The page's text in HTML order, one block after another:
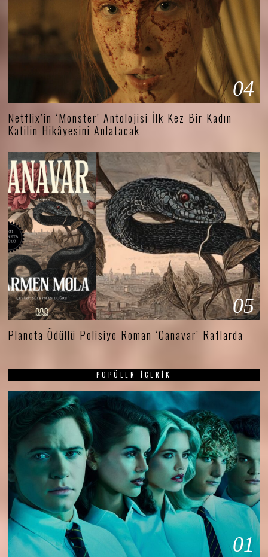
04
Netflix’in ‘Monster’ Antolojisi İlk Kez Bir Kadın
Katilin Hikâyesini Anlatacak
05
Planeta Ödüllü Polisiye Roman ‘Canavar’ Raflarda
POPÜLER İÇERIK
01